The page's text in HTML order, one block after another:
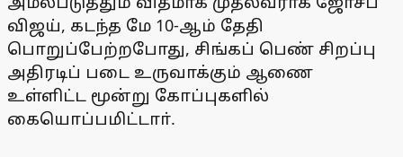
விஜய், கடந்த மே 10-ஆம் தேதி
பொறுப்பேற்றபோது, சிங்கப் பெண் சிறப்பு
அதிரடிப் படை உருவாக்கும் ஆணை
உள்ளிட்ட மூன்று கோப்புகளில்
கையொப்பமிட்டாா்.